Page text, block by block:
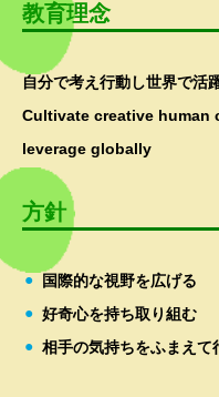
教育理念
自分で考え行動し世界で活
Cultivate creative human
leverage globally
方針
国際的な視野を広げる
好奇心を持ち取り組む
相手の気持ちをふまえて